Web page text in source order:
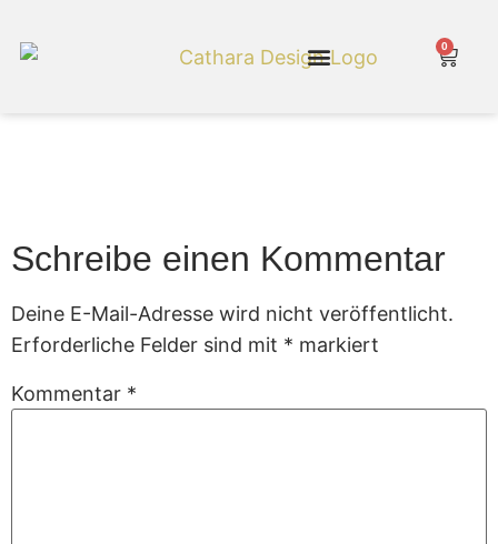
0
Schreibe einen Kommentar
Deine E-Mail-Adresse wird nicht veröffentlicht.
Erforderliche Felder sind mit * markiert
Kommentar *